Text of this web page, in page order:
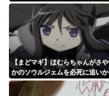
【まどマギ】ほむらちゃんがさや
かのソウルジェムを必死に追いか
けるところ